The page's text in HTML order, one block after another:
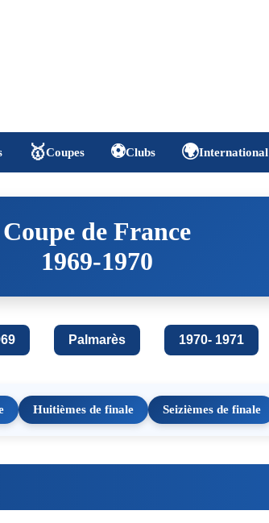
🥇Coupes ⚽Clubs 🌍International
Coupe de France
1969-1970
Palmarès 1970- 1971
Huitièmes de finale Seizièmes de finale